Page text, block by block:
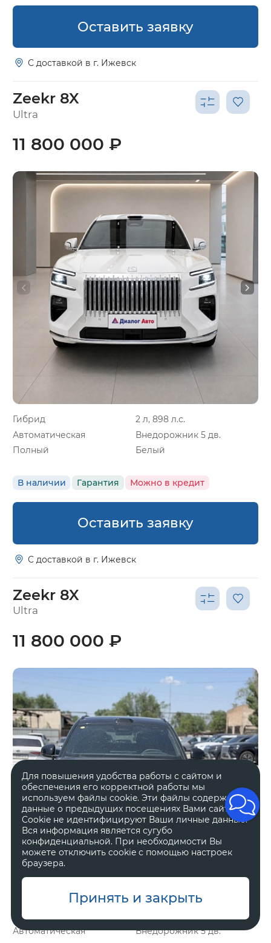
Оставить заявку
С доставкой в г. Ижевск
Zeekr 8X
Ultra
Гибрид
2 л, 898 л.с.
Автоматическая
Внедорожник 5 дв.
Полный
Белый
В наличии Гарантия Можно в кредит
11 800 000 ₽
Оставить заявку
С доставкой в г. Ижевск
Zeekr 8X
Ultra
Гибрид
Автоматическая
Внедорожник 5 дв.
11 800 000 ₽
Для повышения удобства работы с сайтом и
обеспечения его корректной работы мы
используем файлы cookie. Эти файлы содержат
данные о предыдущих посещениях Вами сайта.
Cookie не идентифицируют Ваши личные данные.
Вся информация является сугубо
конфиденциальной. При необходимости Вы
можете отключить cookie с помощью настроек
браузера.
Принять и закрыть